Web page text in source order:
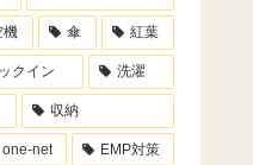
機 傘 紅葉
クイン 洗濯
収納
one-net EMP対策